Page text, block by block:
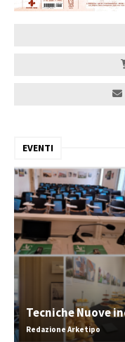
EVENTI
Tecniche Nuove
Redazione Arketipo